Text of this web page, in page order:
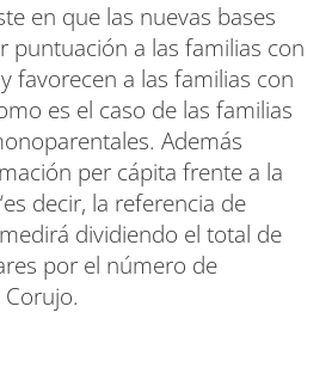
en que las nuevas bases
puntuación a las familias con
favorecen a las familias con
es el caso de las familias
Además
per cápita frente a la
decir, la referencia de
dividiendo el total de
por el número de